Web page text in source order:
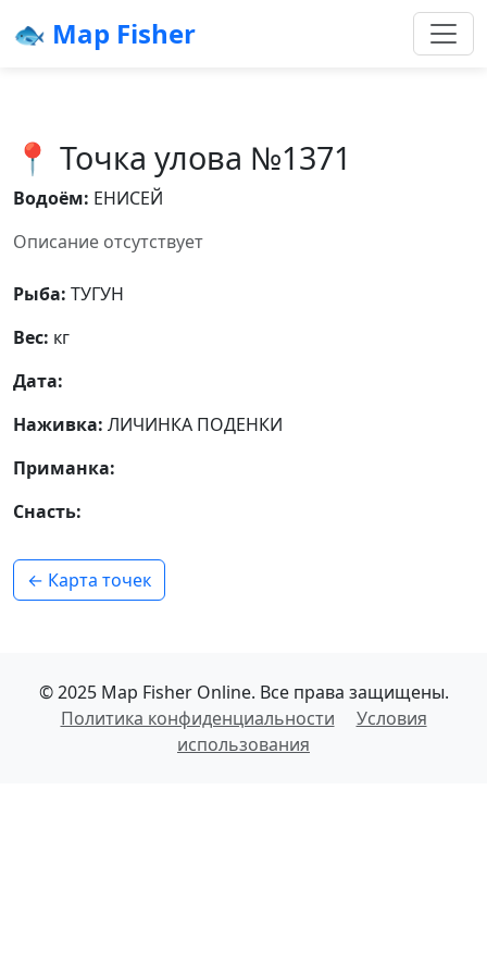
🐟 Map Fisher
📍 Точка улова №1371
Водоём: ЕНИСЕЙ
Описание отсутствует
Рыба: ТУГУН
Вес: кг
Дата:
Наживка: ЛИЧИНКА ПОДЕНКИ
Приманка:
Снасть:
← Карта точек
© 2025 Map Fisher Online. Все права защищены.
Политика конфиденциальности
Условия
использования